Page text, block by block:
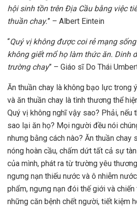
hội sinh tồn trên Địa Cầu bằng việc
thuần chay.” – Albert Eintein
“Quý vị không được coi rẻ mạng
không giết mổ họ làm thức ăn. Dinh
trường chay” – Giáo sĩ Do Thái
Ăn thuần chay là không bạo lực trong
và ăn thuần chay là tình thương thể
Quý vị không nghĩ vậy sao? Phải,
sao lại ăn họ? Mọi người đều nói
nhưng bằng cách nào? Ăn thuần chay
nóng hoàn cầu, chấm dứt tất cả sự
của mình, phát ra từ trường yêu
ngưng nạn thiếu nước và ô nhiễm
phẩm, ngưng nạn đói thế giới và chiến
những căn bệnh chết người, tiết kiệm